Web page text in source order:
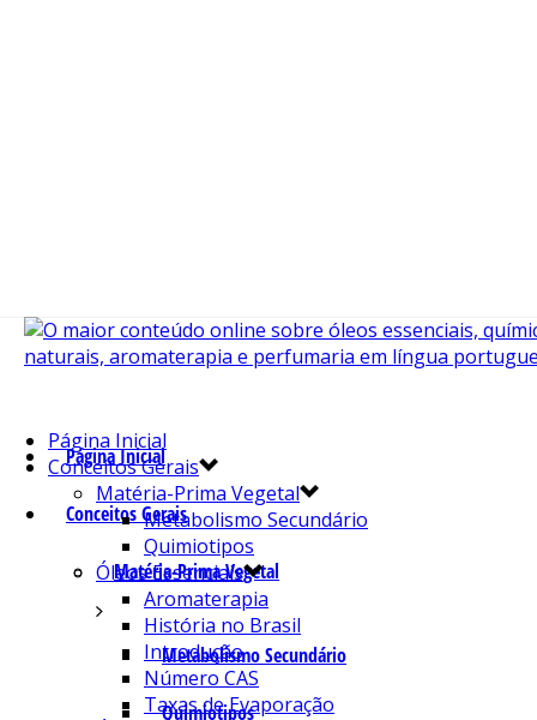
Página Inicial
Conceitos Gerais
Matéria-Prima Vegetal
Metabolismo Secundário
Quimiotipos
Página Inicial
Conceitos Gerais
Matéria-Prima Vegetal
Metabolismo Secundário
Quimiotipos
Óleos Essenciais
Aromaterapia
História no Brasil
Introdução
Número CAS
Taxas de Evaporação